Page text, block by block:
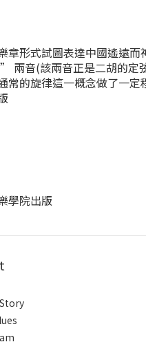
章形式試圖表達中國遙遠
兩音(該兩音正是二胡的定
常的旋律這一概念做了一定
學院出版